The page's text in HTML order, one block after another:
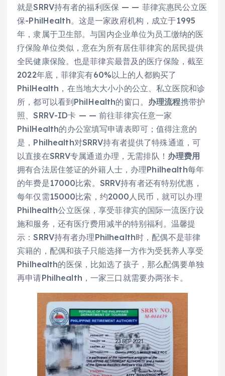
就是SRRV持有者的福利医保 — — 菲律宾惠民公立医
保-PhilHealth。这是一家政府机构，成立于1995
年，隶属于卫生部‍。与国内企业单位为员工缴纳的医
疗保险单位类似，意在为所有居住菲律宾的居民提供
全民健康保险。也是菲律宾最普及的医疗保险，截至
2022年底，菲律宾有60%以上的人都购买了
PhilHealth，在当地大大小小的公立、私立医院和诊
所，都可以看到PhilHealth的窗口。 办理流程携带护
照、SRRV-ID卡 — — 前往菲律宾任意一家
PhilHealth的办公室填写申请表即可；值得注意的
是，Philhealth对SRRV持有者提供了特殊通道，可
以直接在SRRV专属通道办理，无需排队！ 办理费用
拥有合法居住签证的外籍人士，办理Philhealth每年
的年费是17000比索。SRRV持有者还有特别优惠，
每年仅需15000比索，约2000人民币，就可以办理
Philhealth公立医保，享受菲律宾的国际一流医疗设
施和服务，还有医疗费用减半的特别福利。温馨提
示：SRRV持有者办理Philhealth时，配偶不是菲律
宾籍的，配偶和孩子只能选择一方作为受抚养人享受
Philhealth的医保，比如选了孩子，那么配偶要单独
再申请Philhealth，一家三口就需要办两张卡。